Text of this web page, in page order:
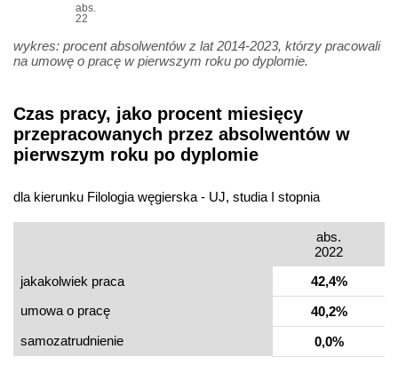
abs.
22
wykres: procent absolwentów z lat 2014-2023, którzy pracowali
na umowę o pracę w pierwszym roku po dyplomie.
Czas pracy, jako procent miesięcy
przepracowanych przez absolwentów w
pierwszym roku po dyplomie
dla kierunku Filologia węgierska - UJ, studia I stopnia
abs.
2022
jakakolwiek praca
42,4%
umowa o pracę
40,2%
samo­zatrudnienie
0,0%